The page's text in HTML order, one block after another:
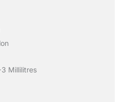
Millilitres